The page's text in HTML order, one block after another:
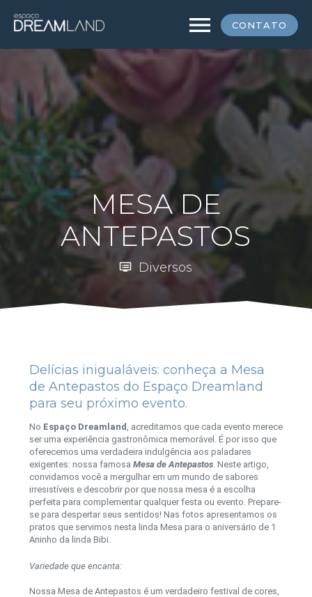
CONTATO
menu
MESA DE
ANTEPASTOS
dvr Diversos
Delícias inigualáveis: conheça a Mesa
de Antepastos do Espaço Dreamland
para seu próximo evento.
No Espaço Dreamland , acreditamos que cada evento merece
ser uma experiência gastronômica memorável. É por isso que
oferecemos uma verdadeira indulgência aos paladares
exigentes: nossa famosa Mesa de Antepastos. Neste artigo,
convidamos você a mergulhar em um mundo de sabores
irresistíveis e descobrir por que nossa mesa é a escolha
perfeita para complementar qualquer festa ou evento. Prepare-
se para despertar seus sentidos! Nas fotos apresentamos os
pratos que servimos nesta linda Mesa para o aniversário de 1
Aninho da linda Bibi.
Variedade que encanta:
Nossa Mesa de Antepastos é um verdadeiro festival de cores,